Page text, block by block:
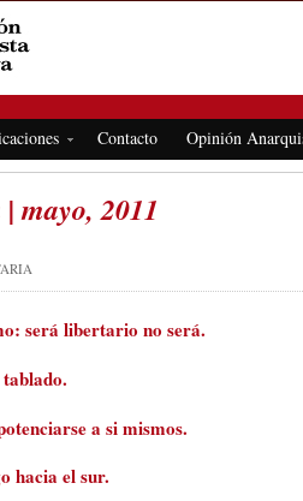
Contacto Opinión
mayo, 2011
será libertario no será.
a si mismos.
hacia el sur.